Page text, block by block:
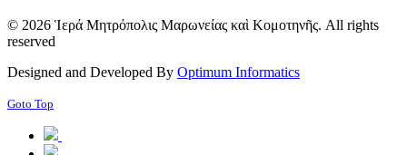
© 2026 Ἱερά Μητρόπολις Μαρωνείας καὶ Κομοτηνῆς. All rights
reserved
Designed and Developed By Optimum Informatics
Goto Top